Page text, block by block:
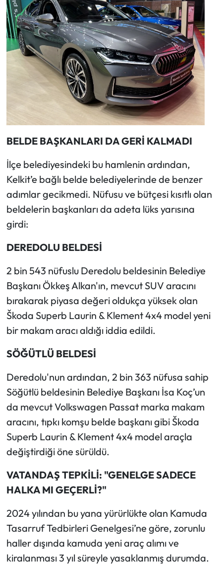
BELDE BAŞKANLARI DA GERİ KALMADI
İlçe belediyesindeki bu hamlenin ardından,
Kelkit’e bağlı belde belediyelerinde de benzer
adımlar gecikmedi. Nüfusu ve bütçesi kısıtlı olan
beldelerin başkanları da adeta lüks yarısına
girdi:
DEREDOLU BELDESİ
2 bin 543 nüfuslu Deredolu beldesinin Belediye
Başkanı Ökkeş Alkan'ın, mevcut SUV aracını
bırakarak piyasa değeri oldukça yüksek olan
Škoda Superb Laurin & Klement 4x4 model yeni
bir makam aracı aldığı iddia edildi.
SÖĞÜTLÜ BELDESİ
Deredolu'nun ardından, 2 bin 363 nüfusa sahip
Söğütlü beldesinin Belediye Başkanı İsa Koç’un
da mevcut Volkswagen Passat marka makam
aracını, tıpkı komşu belde başkanı gibi Škoda
Superb Laurin & Klement 4x4 model araçla
değiştirdiği öne sürüldü.
VATANDAŞ TEPKİLİ: "GENELGE SADECE
HALKA MI GEÇERLİ?"
2024 yılından bu yana yürürlükte olan Kamuda
Tasarruf Tedbirleri Genelgesi’ne göre, zorunlu
haller dışında kamuda yeni araç alımı ve
kiralanması 3 yıl süreyle yasaklanmış durumda.